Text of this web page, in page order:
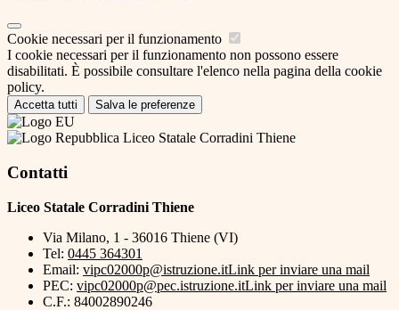
Cookie necessari per il funzionamento
I cookie necessari per il funzionamento non possono essere
disabilitati. È possibile consultare l'elenco nella pagina della cookie
policy.
Accetta tutti Salva le preferenze
Liceo Statale Corradini Thiene
Contatti
Liceo Statale Corradini Thiene
Via Milano, 1 - 36016 Thiene (VI)
Tel: 0445 364301
Email: vipc02000p@istruzione.itLink per inviare una mail
PEC: vipc02000p@pec.istruzione.itLink per inviare una mail
C.F.: 84002890246